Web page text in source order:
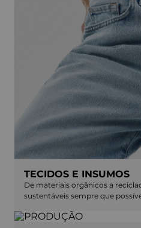
TECIDOS E INSUMOS
De materiais orgânicos a
sustentáveis sempre que